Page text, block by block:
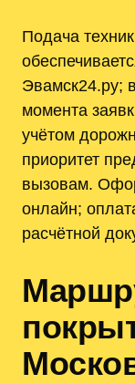
Подача
Эвамск24.ру;
момента
учётом
приоритет
вызовам.
онлайн;
расчётной